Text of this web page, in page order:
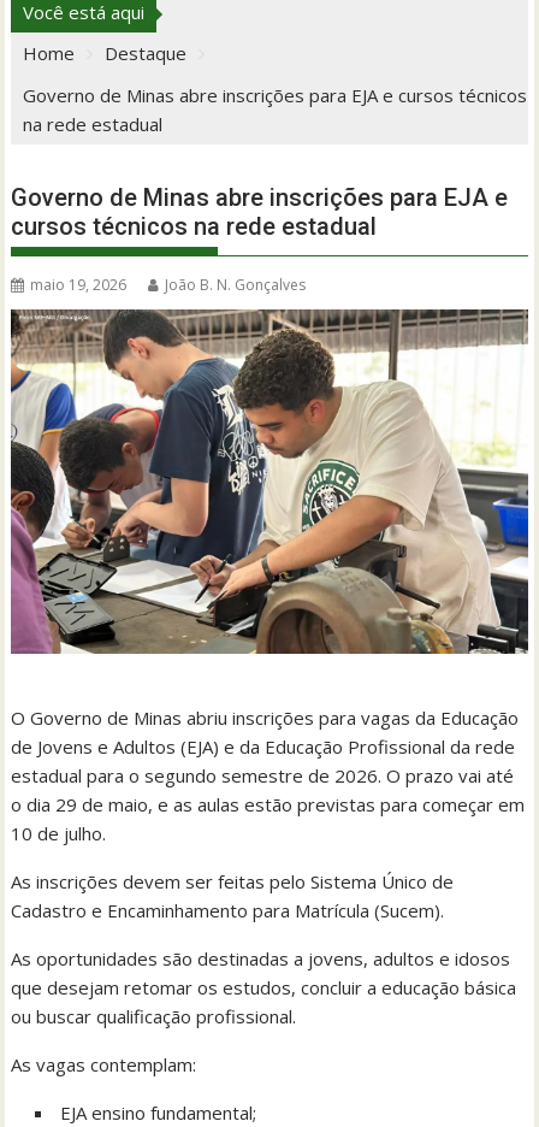
Você está aqui
Home
Destaque
Governo de Minas abre inscrições para EJA e cursos técnicos
na rede estadual
Governo de Minas abre inscrições para EJA e
cursos técnicos na rede estadual
maio 19, 2026 João B. N. Gonçalves
O Governo de Minas abriu inscrições para vagas da Educação
de Jovens e Adultos (EJA) e da Educação Profissional da rede
estadual para o segundo semestre de 2026. O prazo vai até
o dia 29 de maio, e as aulas estão previstas para começar em
10 de julho.
As inscrições devem ser feitas pelo Sistema Único de
Cadastro e Encaminhamento para Matrícula (Sucem).
As oportunidades são destinadas a jovens, adultos e idosos
que desejam retomar os estudos, concluir a educação básica
ou buscar qualificação profissional.
As vagas contemplam:
EJA ensino fundamental;